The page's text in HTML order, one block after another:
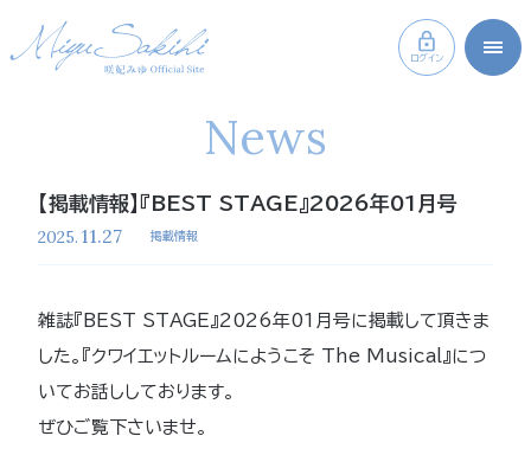
ログイン
News
【掲載情報】『BEST STAGE』2026年01月号
2025. 11.27 掲載情報
雑誌『BEST STAGE』2026年01月号に掲載して頂きま
した。『クワイエットルームにようこそ The Musical』につ
いてお話ししております。
ぜひご覧下さいませ。